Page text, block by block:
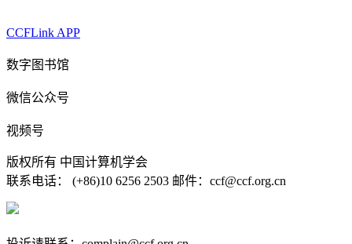
CCFLink APP
数字图书馆
微信公众号
视频号
版权所有 中国计算机学会
联系电话： (+86)10 6256 2503 邮件：ccf@ccf.org.cn